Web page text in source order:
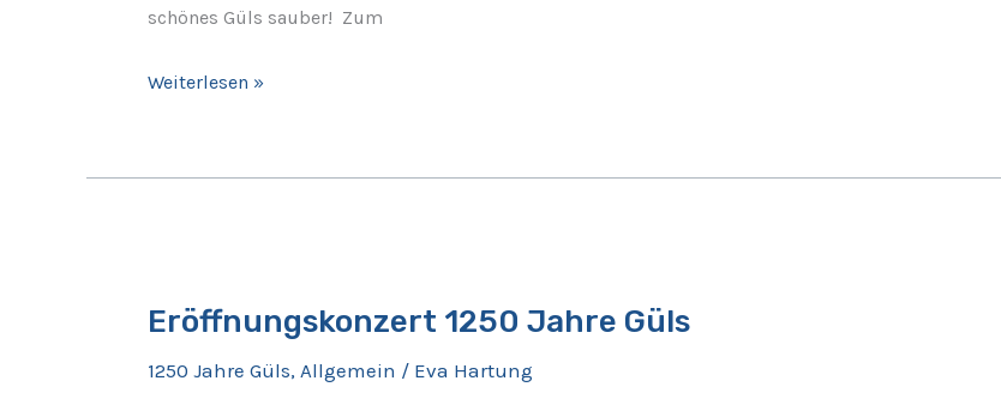
schönes Güls sauber! Zum
–
gesucht
Weiterlesen »
Eröffnungskonzert 1250 Jahre Güls
1250 Jahre Güls, Allgemein / Eva Hartung
Jahre